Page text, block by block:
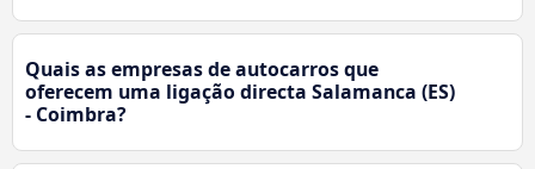
Quais as empresas de autocarros que
oferecem uma ligação directa Salamanca (ES)
- Coimbra?